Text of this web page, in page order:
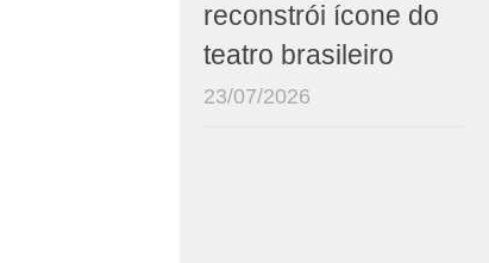
reconstrói ícone do
teatro brasileiro
23/07/2026